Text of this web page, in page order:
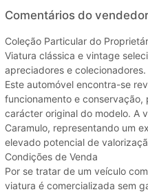
Comentários do
Coleção Particular do
Viatura clássica e vintage
apreciadores e colecionadores.
Este automóvel encontra-se
funcionamento e
carácter original do modelo. A
Caramulo, representando um
elevado potencial de
Condições de Venda
Por se tratar de um veículo
viatura é comercializada sem